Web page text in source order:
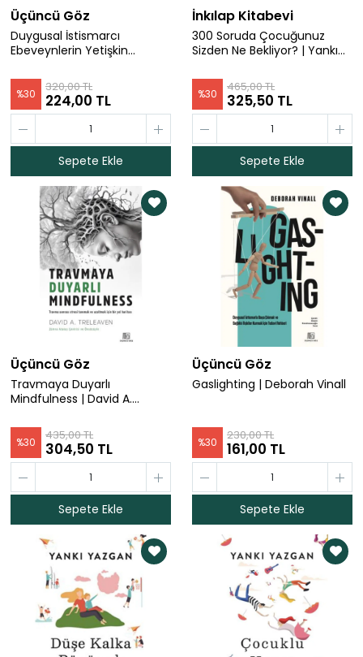
Üçüncü Göz
Duygusal İstismarcı
Ebeveynlerin Yetişkin
%30 320,00 TL
224,00 TL
Sepete Ekle
İnkılap Kitabevi
300 Soruda Çocuğunuz
Sizden Ne Bekliyor? | Yankı
%30 465,00 TL
325,50 TL
Sepete Ekle
Üçüncü Göz
Travmaya Duyarlı
Mindfulness | David A.
%30 435,00 TL
304,50 TL
Sepete Ekle
Üçüncü Göz
Gaslighting | Deborah Vinall
%30 230,00 TL
161,00 TL
Sepete Ekle